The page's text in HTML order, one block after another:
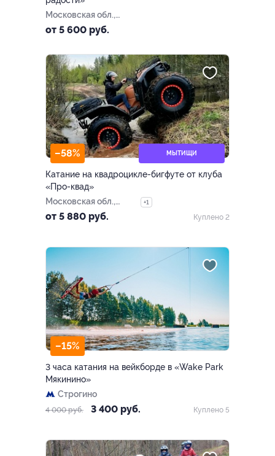
Московская обл.,
Мытищинский р-н, дер.
Осташковскому ш., зона
отдыха «Бухта радости»,
кафе «Прибой»
от 5 600 руб.
–58% МЫТИЩИ
Катание на квадроцикле-бигфуте от клуба
«Про-квад»
Московская обл.,
Мытищинский р-н,
+1
от 5 880 руб. Куплено 2
–15%
3 часа катания на вейкборде в «Wake Park
Мякинино»
Строгино
4 000 руб. 3 400 руб. Куплено 5